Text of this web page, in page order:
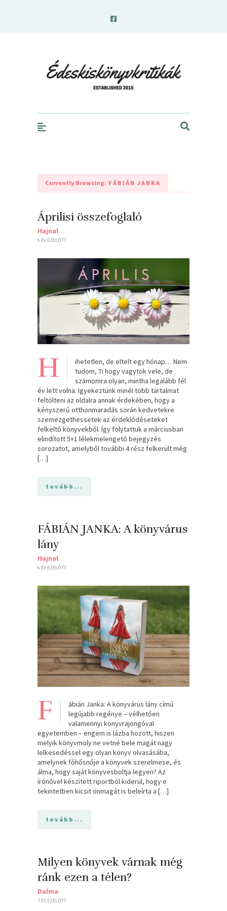
Currently Browsing: FÁBIÁN JANKA
Áprilisi összefoglaló
Hajnal
6 ÉV EZELŐTT
H
ihetetlen, de eltelt egy hónap… Nem
tudom, Ti hogy vagytok vele, de
számomra olyan, mintha legalább fél
év lett volna. Igyekeztünk minél több tartalmat
feltölteni az oldalra annak érdekében, hogy a
kényszerű otthonmaradás során kedvetekre
szemezgethessetek az érdeklődéseteket
felkeltő könyvekből. Így folytattuk a márciusban
elindított 5+1 lélekmelengető bejegyzés
sorozatot, amelyből további 4 rész felkerült még
[…]
tovább...
FÁBIÁN JANKA: A könyvárus
lány
Hajnal
6 ÉV EZELŐTT
F
ábián Janka: A könyvárus lány című
legújabb regénye – vélhetően
valamennyi könyvrajongóval
egyetemben – engem is lázba hozott, hiszen
melyik könyvmoly ne vetné bele magát nagy
lelkesedéssel egy olyan könyv olvasásába,
amelynek főhősnője a könyvek szerelmese, és
álma, hogy saját könyvesboltja legyen? Az
írónővel készített riportból kiderül, hogy e
tekintetben kicsit önmagát is beleírta a […]
tovább...
Milyen könyvek várnak még
ránk ezen a télen?
Dalma
7 ÉV EZELŐTT